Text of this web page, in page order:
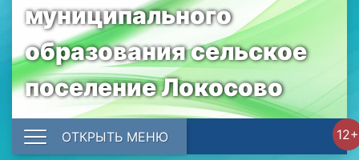
муниципального
образования сельское
поселение Локосово
12+
ОТКРЫТЬ МЕНЮ